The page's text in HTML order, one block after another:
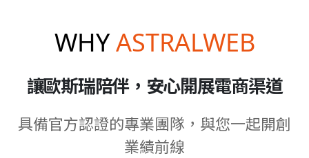
WHYASTRALWEB
讓歐斯瑞陪伴，安心開展電商渠道
具備官方認證的專業團隊，與您一起開創
業績前線